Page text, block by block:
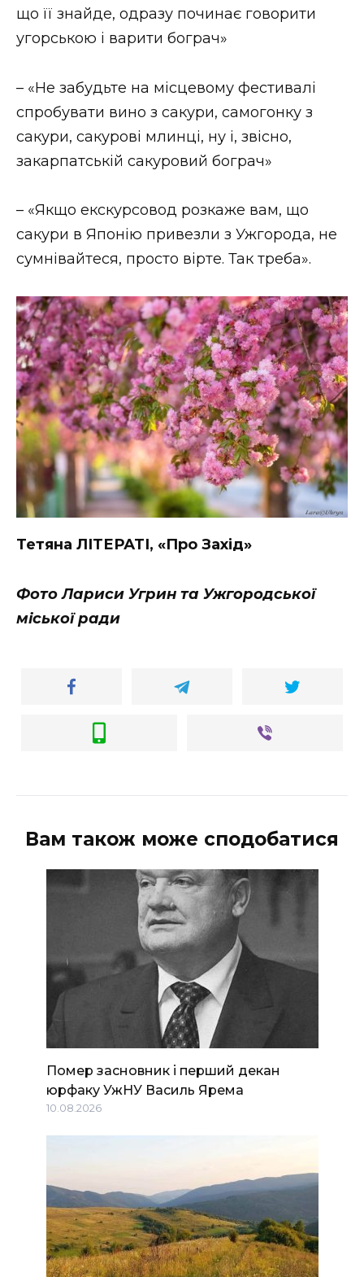
що її знайде, одразу починає говорити
угорською і варити бограч»
– «Не забудьте на місцевому фестивалі
спробувати вино з сакури, самогонку з
сакури, сакурові млинці, ну і, звісно,
закарпатській сакуровий бограч»
– «Якщо екскурсовод розкаже вам, що
сакури в Японію привезли з Ужгорода, не
сумнівайтеся, просто вірте. Так треба».
Тетяна ЛІТЕРАТІ, «Про Захід»
Фото Лариси Угрин та Ужгородської
міської ради
Вам також може сподобатися
Помер засновник і перший декан
юрфаку УжНУ Василь Ярема
10.08.2026